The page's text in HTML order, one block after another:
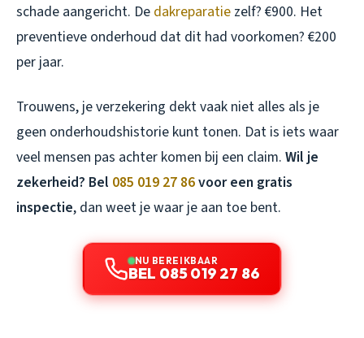
schade aangericht. De dakreparatie zelf? €900. Het
preventieve onderhoud dat dit had voorkomen? €200
per jaar.
Trouwens, je verzekering dekt vaak niet alles als je
geen onderhoudshistorie kunt tonen. Dat is iets waar
veel mensen pas achter komen bij een claim. Wil je
zekerheid? Bel 085 019 27 86voor een gratis
inspectie, dan weet je waar je aan toe bent.
NU BEREIKBAAR
BEL 085 019 27 86